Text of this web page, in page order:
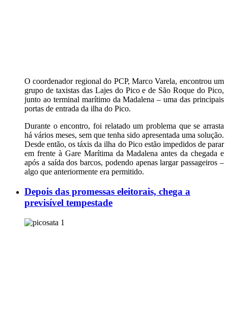
O coordenador regional do PCP, Marco Varela, encontrou um
grupo de taxistas das Lajes do Pico e de São Roque do Pico,
junto ao terminal marítimo da Madalena – uma das principais
portas de entrada da ilha do Pico.
Durante o encontro, foi relatado um problema que se arrasta
há vários meses, sem que tenha sido apresentada uma solução.
Desde então, os táxis da ilha do Pico estão impedidos de parar
em frente à Gare Marítima da Madalena antes da chegada e
após a saída dos barcos, podendo apenas largar passageiros –
algo que anteriormente era permitido.
Depois das promessas eleitorais, chega a
previsível tempestade